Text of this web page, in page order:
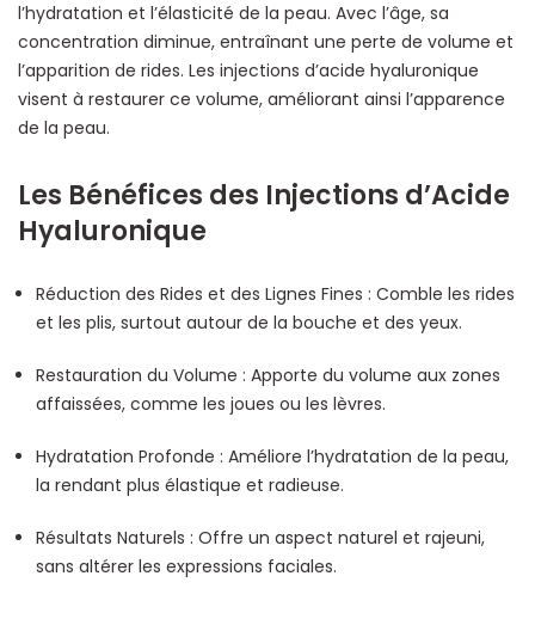
l’hydratation et l’élasticité de la peau. Avec l’âge, sa
concentration diminue, entraînant une perte de volume et
l’apparition de rides. Les injections d’acide hyaluronique
visent à restaurer ce volume, améliorant ainsi l’apparence
de la peau.
Les Bénéfices des Injections d’Acide
Hyaluronique
Réduction des Rides et des Lignes Fines : Comble les rides
et les plis, surtout autour de la bouche et des yeux.
Restauration du Volume : Apporte du volume aux zones
affaissées, comme les joues ou les lèvres.
Hydratation Profonde : Améliore l’hydratation de la peau,
la rendant plus élastique et radieuse.
Résultats Naturels : Offre un aspect naturel et rajeuni,
sans altérer les expressions faciales.